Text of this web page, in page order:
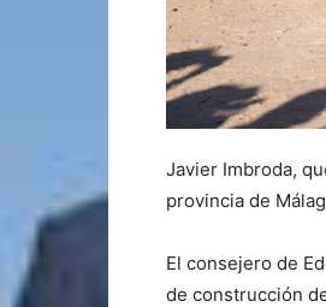
Javier Imbroda,
provincia de
El consejero de
de construcción